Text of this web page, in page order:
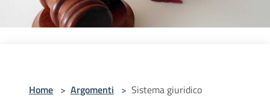
Home > Argomenti > Sistema giuridico